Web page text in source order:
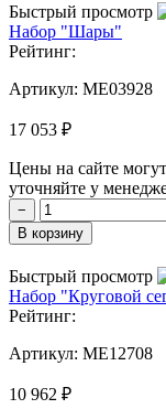
Быстрый просмотр
Набор "Шары"
Рейтинг:
Артикул: MЕ03928
17 053 ₽
Цены на сайте
уточняйте у
−
В корзину
Быстрый просмотр
Набор "Круговой
Рейтинг:
Артикул: MЕ12708
10 962 ₽